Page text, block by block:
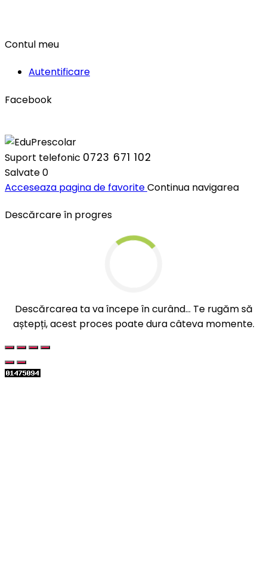
Contul meu
Autentificare
Facebook
Suport telefonic 0723 671 102
Salvate0
Acceseaza pagina de favoriteContinua navigarea
Descărcare în progres
Descărcarea ta va începe în curând... Te rugăm să
aștepți, acest proces poate dura câteva momente.